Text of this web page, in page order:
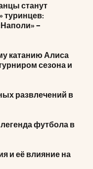
станут
туринцев:
–
катанию Алиса
сезона и
развлечений в
футбола в
и её влияние на